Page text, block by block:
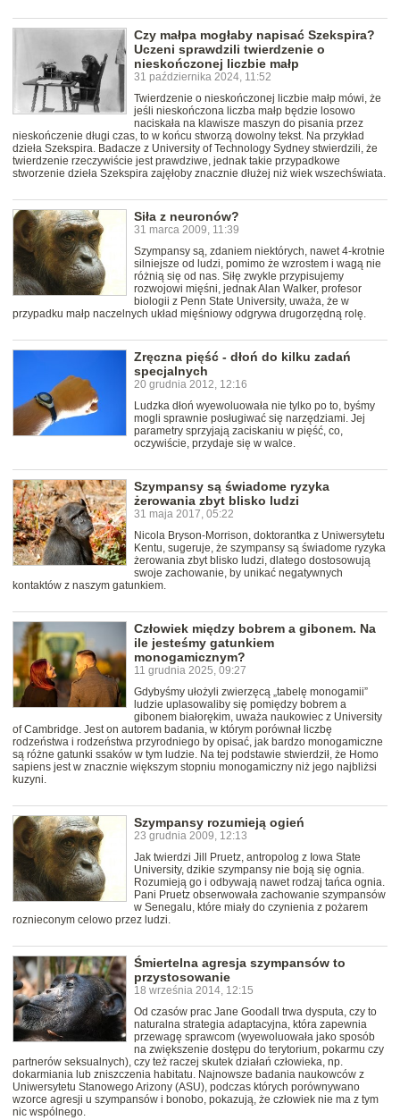
Czy małpa mogłaby napisać Szekspira?
Uczeni sprawdzili twierdzenie o
nieskończonej liczbie małp
31 października 2024, 11:52
Twierdzenie o nieskończonej liczbie małp mówi, że
jeśli nieskończona liczba małp będzie losowo
naciskała na klawisze maszyn do pisania przez
nieskończenie długi czas, to w końcu stworzą dowolny tekst. Na przykład
dzieła Szekspira. Badacze z University of Technology Sydney stwierdzili, że
twierdzenie rzeczywiście jest prawdziwe, jednak takie przypadkowe
stworzenie dzieła Szekspira zajęłoby znacznie dłużej niż wiek wszechświata.
Siła z neuronów?
31 marca 2009, 11:39
Szympansy są, zdaniem niektórych, nawet 4-krotnie
silniejsze od ludzi, pomimo że wzrostem i wagą nie
różnią się od nas. Siłę zwykle przypisujemy
rozwojowi mięśni, jednak Alan Walker, profesor
biologii z Penn State University, uważa, że w
przypadku małp naczelnych układ mięśniowy odgrywa drugorzędną rolę.
Zręczna pięść - dłoń do kilku zadań
specjalnych
20 grudnia 2012, 12:16
Ludzka dłoń wyewoluowała nie tylko po to, byśmy
mogli sprawnie posługiwać się narzędziami. Jej
parametry sprzyjają zaciskaniu w pięść, co,
oczywiście, przydaje się w walce.
Szympansy są świadome ryzyka
żerowania zbyt blisko ludzi
31 maja 2017, 05:22
Nicola Bryson-Morrison, doktorantka z Uniwersytetu
Kentu, sugeruje, że szympansy są świadome ryzyka
żerowania zbyt blisko ludzi, dlatego dostosowują
swoje zachowanie, by unikać negatywnych
kontaktów z naszym gatunkiem.
Człowiek między bobrem a gibonem. Na
ile jesteśmy gatunkiem
monogamicznym?
11 grudnia 2025, 09:27
Gdybyśmy ułożyli zwierzęcą „tabelę monogamii”
ludzie uplasowaliby się pomiędzy bobrem a
gibonem białorękim, uważa naukowiec z University
of Cambridge. Jest on autorem badania, w którym porównał liczbę
rodzeństwa i rodzeństwa przyrodniego by opisać, jak bardzo monogamiczne
są różne gatunki ssaków w tym ludzie. Na tej podstawie stwierdził, że Homo
sapiens jest w znacznie większym stopniu monogamiczny niż jego najbliżsi
kuzyni.
Szympansy rozumieją ogień
23 grudnia 2009, 12:13
Jak twierdzi Jill Pruetz, antropolog z Iowa State
University, dzikie szympansy nie boją się ognia.
Rozumieją go i odbywają nawet rodzaj tańca ognia.
Pani Pruetz obserwowała zachowanie szympansów
w Senegalu, które miały do czynienia z pożarem
roznieconym celowo przez ludzi.
Śmiertelna agresja szympansów to
przystosowanie
18 września 2014, 12:15
Od czasów prac Jane Goodall trwa dysputa, czy to
naturalna strategia adaptacyjna, która zapewnia
przewagę sprawcom (wyewoluowała jako sposób
na zwiększenie dostępu do terytorium, pokarmu czy
partnerów seksualnych), czy też raczej skutek działań człowieka, np.
dokarmiania lub zniszczenia habitatu. Najnowsze badania naukowców z
Uniwersytetu Stanowego Arizony (ASU), podczas których porównywano
wzorce agresji u szympansów i bonobo, pokazują, że człowiek nie ma z tym
nic wspólnego.